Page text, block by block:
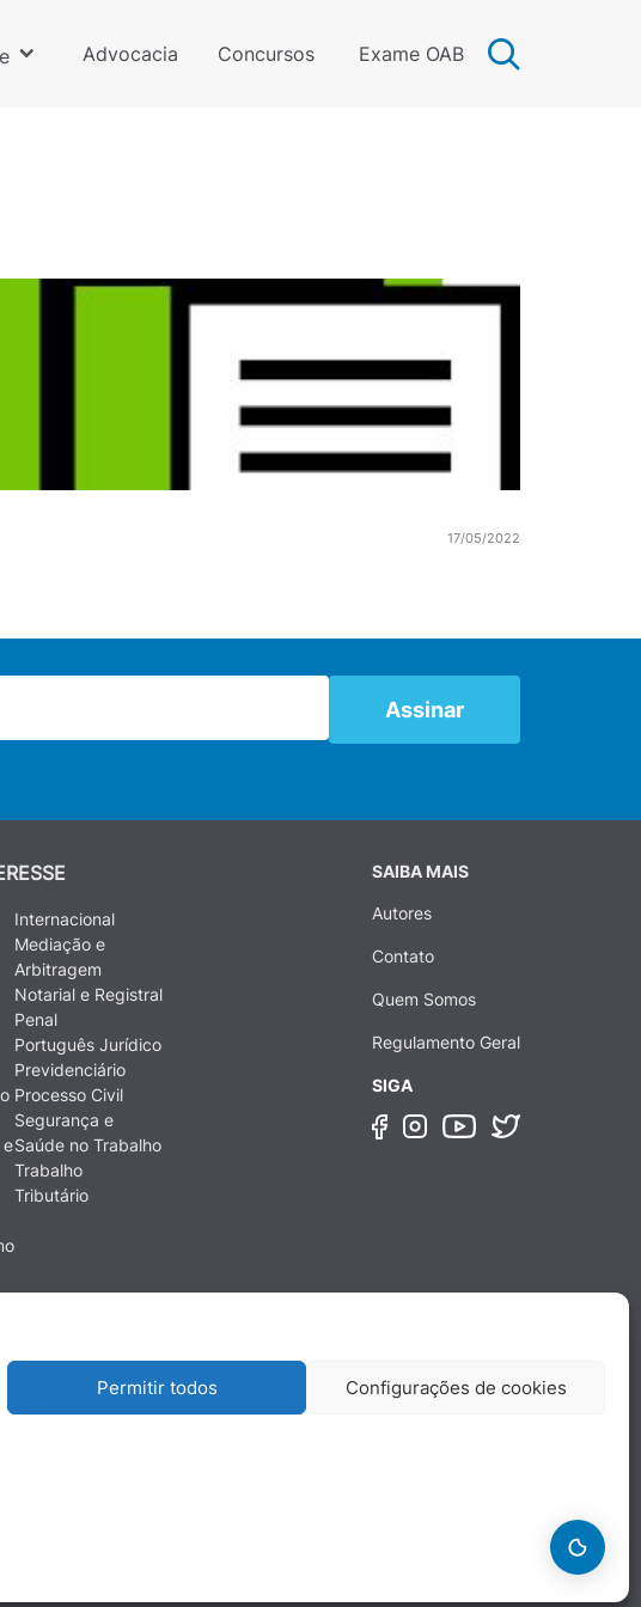
Permitir todos Configurações de cookies
Advocacia Concursos Exame OAB
17/05/2022
e
Internacional
Mediação e
Arbitragem
Notarial e Registral
Penal
Português Jurídico
Previdenciário
Processo Civil
Segurança e
Saúde no Trabalho
Trabalho
Tributário
SAIBA MAIS
Autores
Contato
Quem Somos
Regulamento Geral
SIGA